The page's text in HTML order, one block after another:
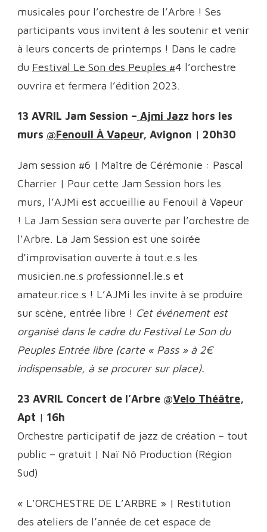
musicales pour l’orchestre de l’Arbre ! Ses
participants vous invitent à les soutenir et venir
à leurs concerts de printemps ! Dans le cadre
du Festival Le Son des Peuples #4 l’orchestre
ouvrira et fermera l’édition 2023.
13 AVRIL Jam Session – Ajmi Jazz hors les
murs @Fenouil À Vapeur, Avignon | 20h30
Jam session #6 | Maître de Cérémonie : Pascal
Charrier | Pour cette Jam Session hors les
murs, l’AJMi est accueillie au Fenouil à Vapeur
! La Jam Session sera ouverte par l’orchestre de
l’Arbre. La Jam Session est une soirée
d’improvisation ouverte à tout.e.s les
musicien.ne.s professionnel.le.s et
amateur.rice.s ! L’AJMi les invite à se produire
sur scène, entrée libre ! Cet événement est
organisé dans le cadre du Festival Le Son du
Peuples Entrée libre (carte « Pass » à 2€
indispensable, à se procurer sur place).
23 AVRIL Concert de l’Arbre @Velo Théâtre,
Apt | 16h
Orchestre participatif de jazz de création – tout
public – gratuit | Naï Nô Production (Région
Sud)
« L’ORCHESTRE DE L’ARBRE » | Restitution
des ateliers de l’année de cet espace de